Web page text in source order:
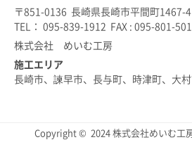
〒851-0136 長崎県長崎市平間町1467-4
TEL： 095-839-1912 FAX : 095-801-
株式会社 めいむ工房
施工エリア
長崎市、諫早市、長与町、時津町、大
Copyright © 2024 株式会社めいむ工